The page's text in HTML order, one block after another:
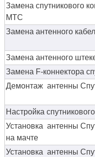
Замена спутникового
МТС
Замена антенного
Замена антенного
Замена F-коннектора
Демонтаж антенны
Настройка
Установка антенны
на мачте
Установка антенны